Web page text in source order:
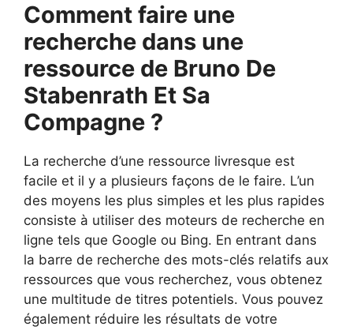
Comment faire une
recherche dans une
ressource de Bruno De
Stabenrath Et Sa
Compagne ?
La recherche d’une ressource livresque est
facile et il y a plusieurs façons de le faire. L’un
des moyens les plus simples et les plus rapides
consiste à utiliser des moteurs de recherche en
ligne tels que Google ou Bing. En entrant dans
la barre de recherche des mots-clés relatifs aux
ressources que vous recherchez, vous obtenez
une multitude de titres potentiels. Vous pouvez
également réduire les résultats de votre